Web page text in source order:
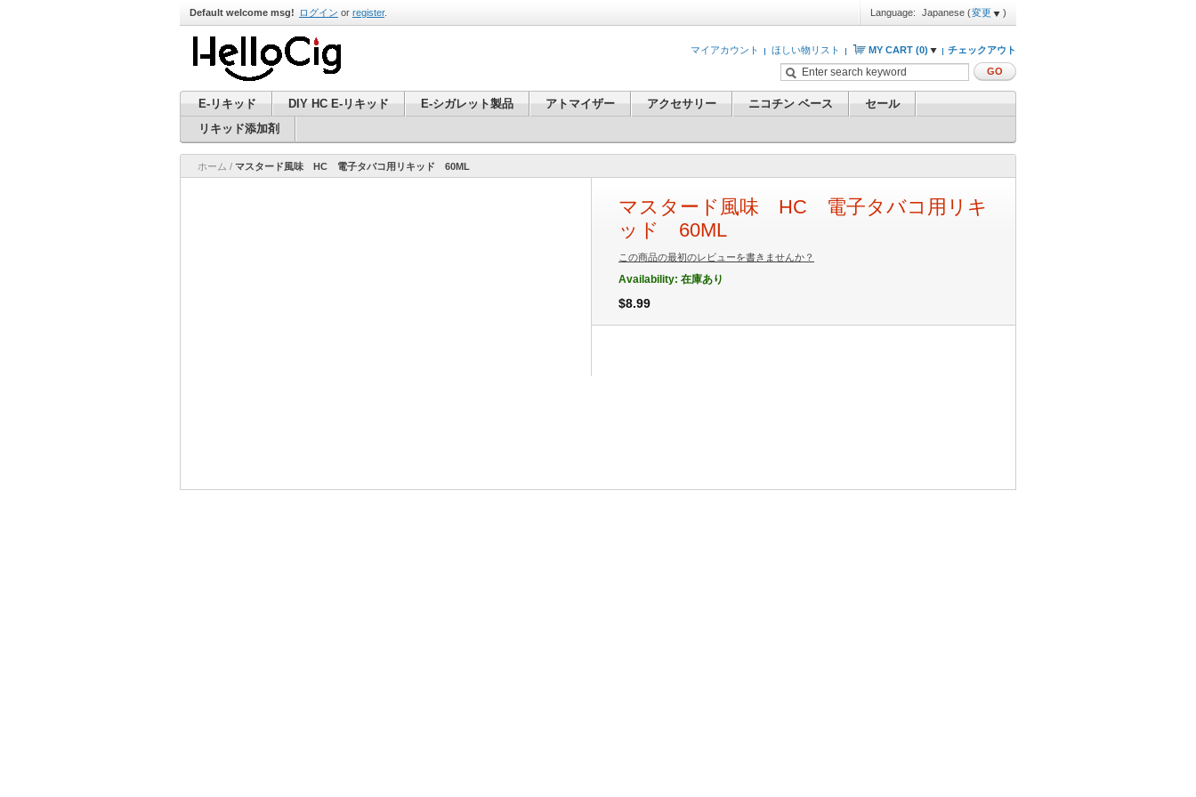
Language: Japanese (変更 )
Default welcome msg! ログイン or register.
チェックアウト
MY CART (0)
マイアカウント
ほしい物リスト
GO
E-リキッド DIY HC E-リキッド E-シガレット製品 アトマイザー アクセサリー ニコチン ベース
セール
リキッド添加剤
ホーム / マスタード風味 HC 電子タバコ用リキッド 60ML
マスタード風味 HC 電子タバコ用リキ
ッド 60ML
この商品の最初のレビューを書きませんか？
Availability: 在庫あり
$8.99